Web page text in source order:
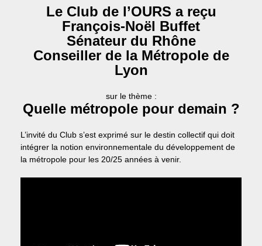
Le Club de l’OURS a reçu
François-Noël Buffet
Sénateur du Rhône
Conseiller de la Métropole de
Lyon
sur le thème :
Quelle métropole pour demain ?
L’invité du Club s’est exprimé sur le destin collectif qui doit
intégrer la notion environnementale du développement de
la métropole pour les 20/25 années à venir.